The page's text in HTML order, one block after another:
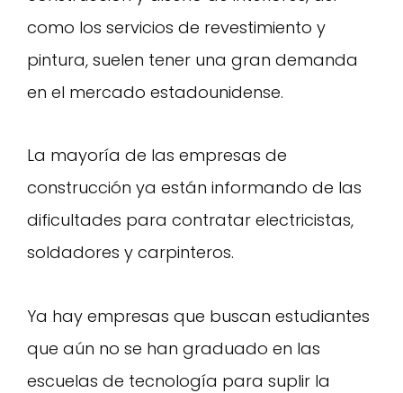
como los servicios de revestimiento y
pintura, suelen tener una gran demanda
en el mercado estadounidense.
La mayoría de las empresas de
construcción ya están informando de las
dificultades para contratar electricistas,
soldadores y carpinteros.
Ya hay empresas que buscan estudiantes
que aún no se han graduado en las
escuelas de tecnología para suplir la